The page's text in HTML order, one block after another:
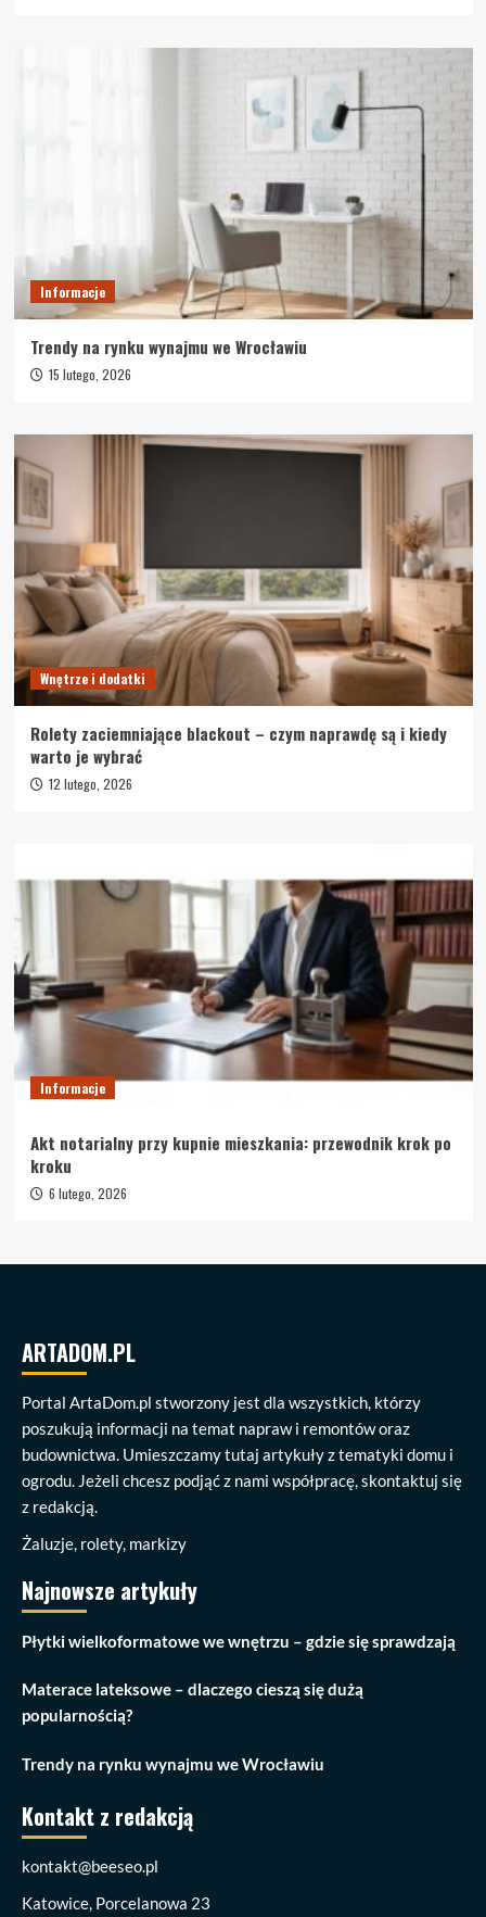
Informacje
Trendy na rynku wynajmu we Wrocławiu
15 lutego, 2026
Wnętrze i dodatki
Rolety zaciemniające blackout – czym naprawdę są i kiedy
warto je wybrać
12 lutego, 2026
Informacje
Akt notarialny przy kupnie mieszkania: przewodnik krok po
kroku
6 lutego, 2026
ARTADOM.PL
Portal ArtaDom.pl stworzony jest dla wszystkich, którzy
poszukują informacji na temat napraw i remontów oraz
budownictwa. Umieszczamy tutaj artykuły z tematyki domu i
ogrodu. Jeżeli chcesz podjąć z nami współpracę, skontaktuj się
z redakcją.
Żaluzje, rolety, markizy
Najnowsze artykuły
Płytki wielkoformatowe we wnętrzu – gdzie się sprawdzają
Materace lateksowe – dlaczego cieszą się dużą
popularnością?
Trendy na rynku wynajmu we Wrocławiu
Kontakt z redakcją
kontakt@beeseo.pl
Katowice, Porcelanowa 23